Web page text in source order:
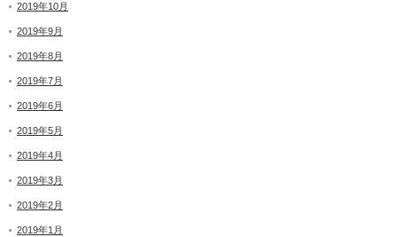
2019年10月
2019年9月
2019年8月
2019年7月
2019年6月
2019年5月
2019年4月
2019年3月
2019年2月
2019年1月